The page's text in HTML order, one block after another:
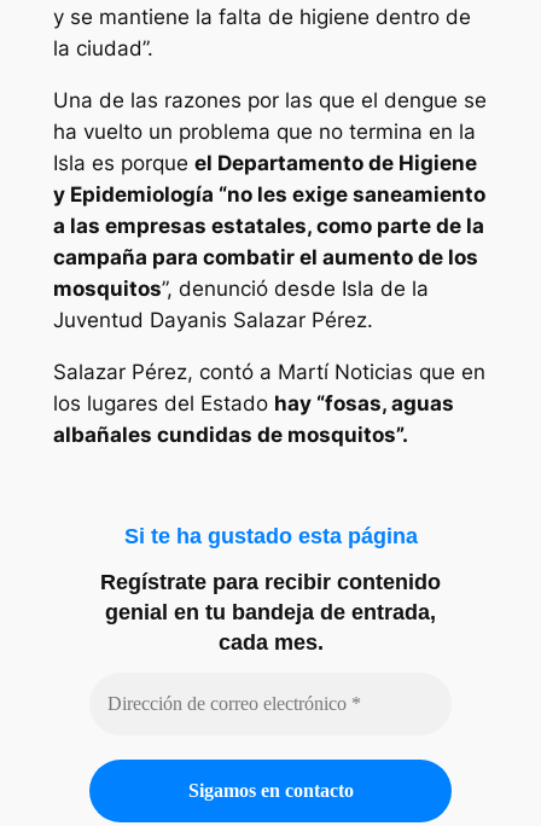
y se mantiene la falta de higiene dentro de
la ciudad”.
Una de las razones por las que el dengue se
ha vuelto un problema que no termina en la
Isla es porque el Departamento de Higiene
y Epidemiología “no les exige saneamiento
a las empresas estatales, como parte de la
campaña para combatir el aumento de los
mosquitos”, denunció desde Isla de la
Juventud Dayanis Salazar Pérez.
Salazar Pérez, contó a Martí Noticias que en
los lugares del Estado hay “fosas, aguas
albañales cundidas de mosquitos”.
Si te ha gustado esta página
Regístrate para recibir contenido
genial en tu bandeja de entrada,
cada mes.